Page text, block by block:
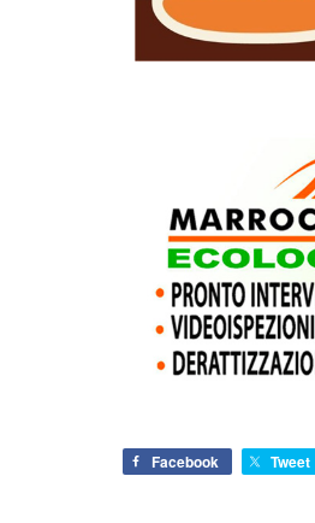
Facebook Tweet